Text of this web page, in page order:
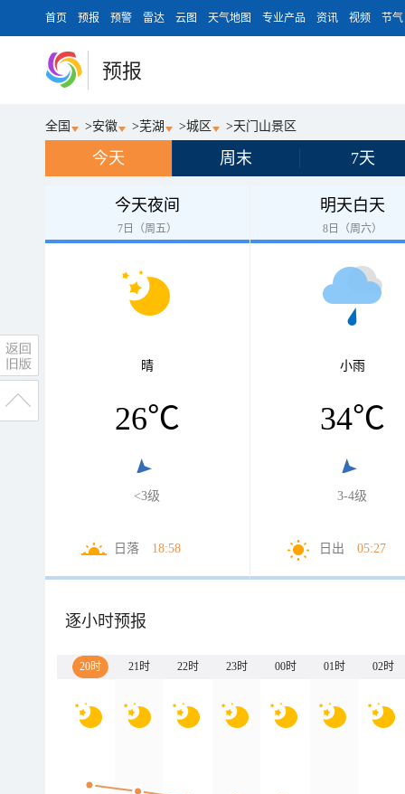
首页 预报 预警 雷达 云图 天气地图 专业产品 资讯 视频 节气
预报
全国 >安徽 >芜湖 >城区 >天门山景区
今天 周末 7天
今天夜间
7日（周五）
晴
26℃
<3级
日落 18:58
明天白天
8日（周六）
小雨
34℃
3-4级
日出 05:27
逐小时预报
20时 21时 22时 23时 00时 01时 02时